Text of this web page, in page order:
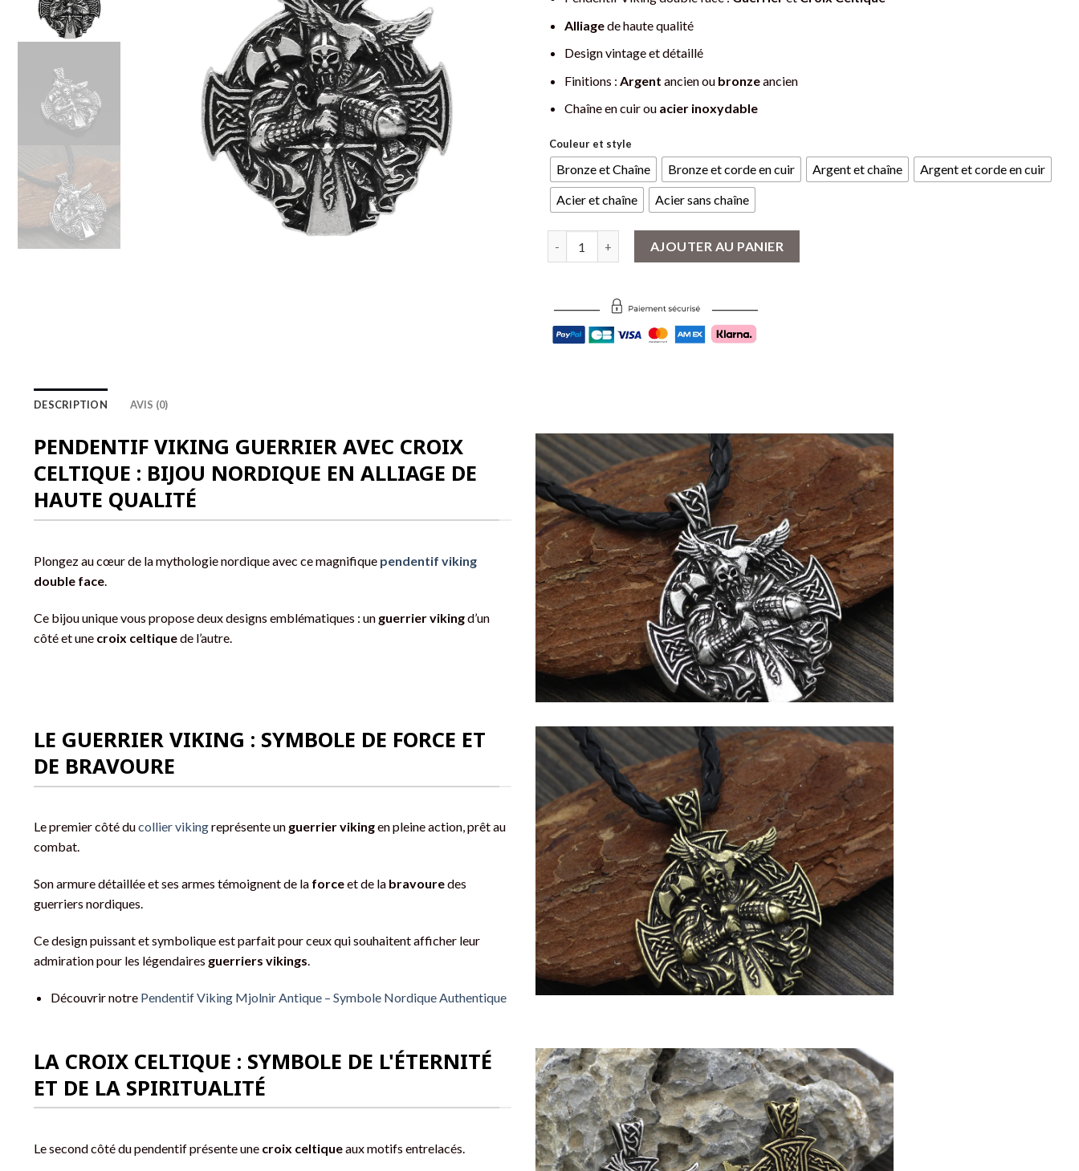
Alliagede haute qualité
Design vintage et détaillé
Finitions : Argent ancien ou bronzeancien
Chaîne en cuir ou acier inoxydable
Couleur et style
Bronze et Chaîne Bronze et corde en cuir Argent et chaîne
Argent et corde en cuir
Acier et chaîne
Acier sans chaîne
AJOUTER AU PANIER
DESCRIPTION AVIS (0)
PENDENTIF VIKING GUERRIER AVEC CROIX
CELTIQUE : BIJOU NORDIQUE EN ALLIAGE DE
HAUTE QUALITÉ
Plongez au cœur de la mythologie nordique avec ce magnifique pendentif viking
double face
Ce bijou unique vous propose deux designs emblématiques : un guerrier vikingd’un
côté et une croix celtiquede l’autre.
LE GUERRIER VIKING : SYMBOLE DE FORCE ET
DE BRAVOURE
Le premier côté ducollier vikingreprésente un guerrier vikingen pleine action, prêt au
combat.
Son armure détaillée et ses armes témoignent de la forceet de la bravouredes
guerriers nordiques.
Ce design puissant et symbolique est parfait pour ceux qui souhaitent afficher leur
admiration pour les légendaires guerriers vikings.
Découvrir notre Pendentif Viking Mjolnir Antique – Symbole Nordique Authentique
LA CROIX CELTIQUE : SYMBOLE DE L'ÉTERNITÉ
ET DE LA SPIRITUALITÉ
Le second côté du pendentif présente une croix celtiqueaux motifs entrelacés.